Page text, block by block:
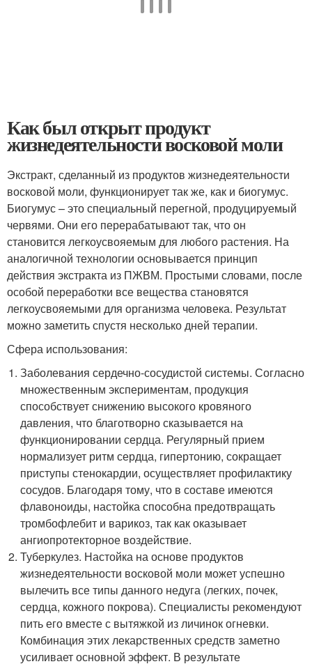
Как был открыт продукт
жизнедеятельности восковой моли
Экстракт, сделанный из продуктов жизнедеятельности
восковой моли, функционирует так же, как и биогумус.
Биогумус – это специальный перегной, продуцируемый
червями. Они его перерабатывают так, что он
становится легкоусвояемым для любого растения. На
аналогичной технологии основывается принцип
действия экстракта из ПЖВМ. Простыми словами, после
особой переработки все вещества становятся
легкоусвояемыми для организма человека. Результат
можно заметить спустя несколько дней терапии.
Сфера использования:
Заболевания сердечно-сосудистой системы. Согласно
множественным экспериментам, продукция
способствует снижению высокого кровяного
давления, что благотворно сказывается на
функционировании сердца. Регулярный прием
нормализует ритм сердца, гипертонию, сокращает
приступы стенокардии, осуществляет профилактику
сосудов. Благодаря тому, что в составе имеются
флавоноиды, настойка способна предотвращать
тромбофлебит и варикоз, так как оказывает
ангиопротекторное воздействие.
Туберкулез. Настойка на основе продуктов
жизнедеятельности восковой моли может успешно
вылечить все типы данного недуга (легких, почек,
сердца, кожного покрова). Специалисты рекомендуют
пить его вместе с вытяжкой из личинок огневки.
Комбинация этих лекарственных средств заметно
усиливает основной эффект. В результате